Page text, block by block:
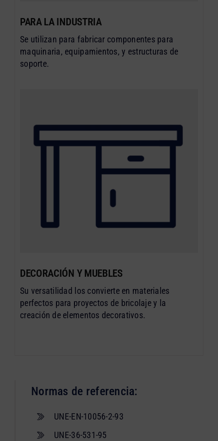
PARA LA INDUSTRIA
Se utilizan para fabricar componentes para
maquinaria, equipamientos, y estructuras de
soporte.
DECORACIÓN Y MUEBLES
Su versatilidad los convierte en materiales
perfectos para proyectos de bricolaje y la
creación de elementos decorativos.
Normas de referencia:
UNE-EN-10056-2-93
UNE-36-531-95